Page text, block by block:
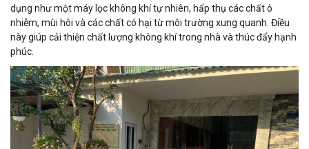
dụng như một máy lọc không khí tự nhiên, hấp thụ các chất ô
nhiễm, mùi hôi và các chất có hại từ môi trường xung quanh. Điều
này giúp cải thiện chất lượng không khí trong nhà và thúc đẩy hạnh
phúc.